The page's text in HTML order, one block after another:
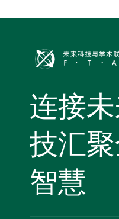
连接
技汇
智慧